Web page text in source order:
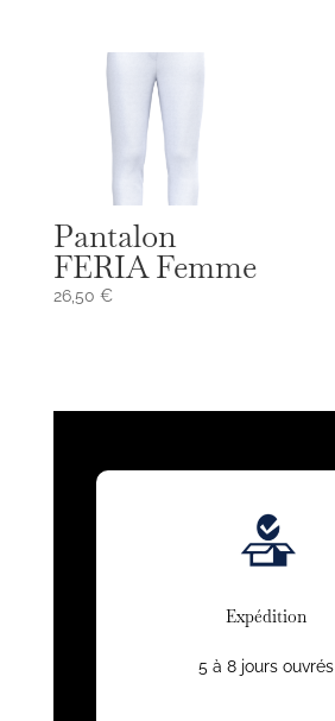
Pantalon
FERIA Femme
26,50 €
Expédition
5 à 8 jours ouvrés